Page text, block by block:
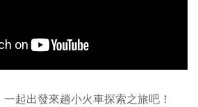
起出發來趟小火車探索之旅吧！